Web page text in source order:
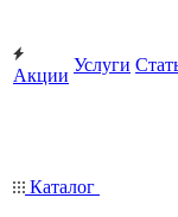
Акции
Услуги
Каталог